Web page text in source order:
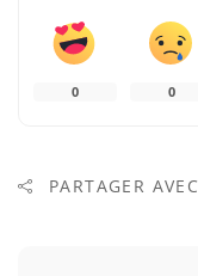
0 0
PARTAGER AVEC